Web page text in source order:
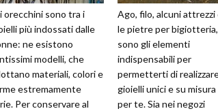
orecchini sono tra i
più indossati dalle
ne esistono
modelli, che
materiali, colori e
estremamente
Per conservare al
Ago, filo, alcuni attrezzi
le pietre per bigiotteria,
sono gli elementi
indispensabili per
permetterti di
gioielli unici e su misura
per te. Sia nei negozi